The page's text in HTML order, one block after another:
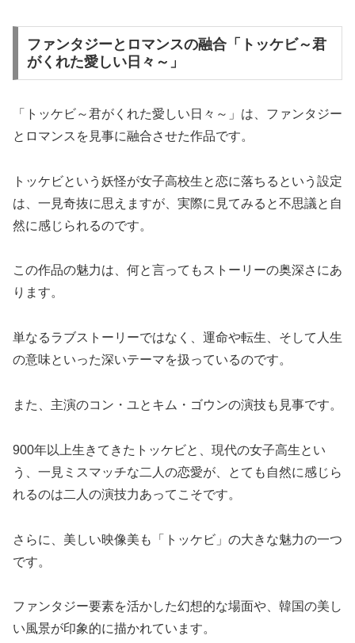
ファンタジーとロマンスの融合「トッケビ～君
がくれた愛しい日々～」
「トッケビ～君がくれた愛しい日々～」は、ファンタジー
とロマンスを見事に融合させた作品です。
トッケビという妖怪が女子高校生と恋に落ちるという設定
は、一見奇抜に思えますが、実際に見てみると不思議と自
然に感じられるのです。
この作品の魅力は、何と言ってもストーリーの奥深さにあ
ります。
単なるラブストーリーではなく、運命や転生、そして人生
の意味といった深いテーマを扱っているのです。
また、主演のコン・ユとキム・ゴウンの演技も見事です。
900年以上生きてきたトッケビと、現代の女子高生とい
う、一見ミスマッチな二人の恋愛が、とても自然に感じら
れるのは二人の演技力あってこそです。
さらに、美しい映像美も「トッケビ」の大きな魅力の一つ
です。
ファンタジー要素を活かした幻想的な場面や、韓国の美し
い風景が印象的に描かれています。